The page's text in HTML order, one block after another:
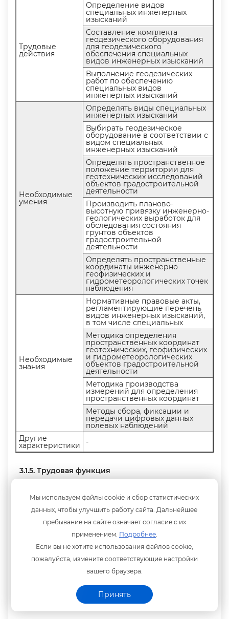
Мы используем файлы cookie и сбор статистических
данных, чтобы улучшить работу сайта. Дальнейшее
пребывание на сайте означает согласие с их
применением. Подробнее.
Если вы не хотите использования файлов cookie,
пожалуйста, измените соответствующие настройки
ашего браузера.
Принять
Трудовые
действия
Определение видо
специальных инженерных
изысканий
Составление комплекта
еодезического оборудования
для геодезического
обеспечения специальных
идов инженерных изысканий
ыполнение геодезических
работ по обеспечению
специальных видо
инженерных изысканий
Необходимые
умения
Определять виды специальных
инженерных изысканий
ыбирать геодезическое
оборудование в соответствии с
идом специальных
инженерных изысканий
Определять пространственное
положение территории для
еотехнических исследований
объектов градостроительной
деятельности
Производить планово-
ысотную привязку инженерно-
еологических выработок для
обследования состояния
рунтов объекто
радостроительной
деятельности
Определять пространственные
координаты инженерно-
еофизических и
идрометеорологических точек
наблюдения
Необходимые
знания
Нормативные правовые акты,
регламентирующие перечень
идов инженерных изысканий,
том числе специальных
Методика определения
пространственных координат
еотехнических, геофизических
и гидрометеорологических
объектов градостроительной
деятельности
Методика производства
измерений для определения
пространственных координат
Методы сбора, фиксации и
передачи цифровых данных
полевых наблюдений
Другие
характеристики -
3.1.5. Трудовая функция
Наименование
инженерно-
идрографических
работ
радостроительной
деятельности
Код A/05.5
трудовой Оригинал X Заимствовано
из оригинала